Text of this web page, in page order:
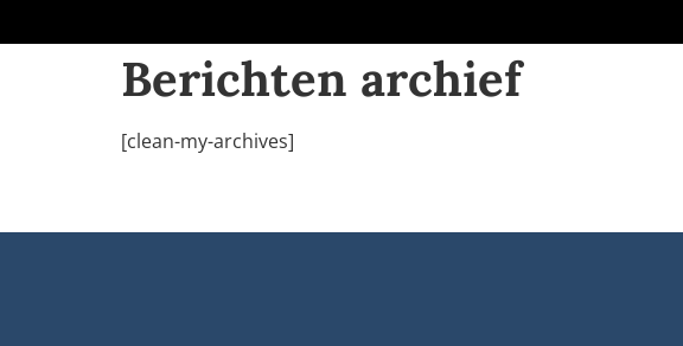
Berichten archief
[clean-my-archives]